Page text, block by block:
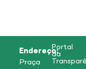
Endereço:
Praça
Portal
da